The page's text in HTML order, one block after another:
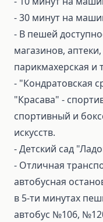
- 30 минут на
- В пешей
магазинов,
парикмахерская и
- "Кондратовская
"Красава" -
спортивный и
искусств.
- Детский сад
- Отличная
автобусная
в 5-ти минутах
автобус №106,